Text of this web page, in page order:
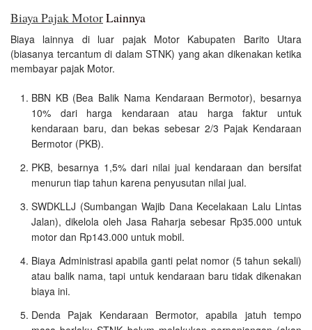
Biaya Pajak MotorLainnya
Biaya lainnya di luar pajak Motor Kabupaten Barito Utara
(biasanya tercantum di dalam STNK) yang akan dikenakan ketika
membayar pajak Motor.
BBN KB (Bea Balik Nama Kendaraan Bermotor), besarnya
10% dari harga kendaraan atau harga faktur untuk
kendaraan baru, dan bekas sebesar 2/3 Pajak Kendaraan
Bermotor (PKB).
PKB, besarnya 1,5% dari nilai jual kendaraan dan bersifat
menurun tiap tahun karena penyusutan nilai jual.
SWDKLLJ (Sumbangan Wajib Dana Kecelakaan Lalu Lintas
Jalan), dikelola oleh Jasa Raharja sebesar Rp35.000 untuk
motor dan Rp143.000 untuk mobil.
Biaya Administrasi apabila ganti pelat nomor (5 tahun sekali)
atau balik nama, tapi untuk kendaraan baru tidak dikenakan
biaya ini.
Denda Pajak Kendaraan Bermotor, apabila jatuh tempo